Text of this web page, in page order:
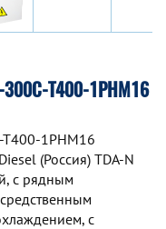
300С-Т400-1РНМ16
Т400-1РНМ16
(Россия) TDA-N
с рядным
с